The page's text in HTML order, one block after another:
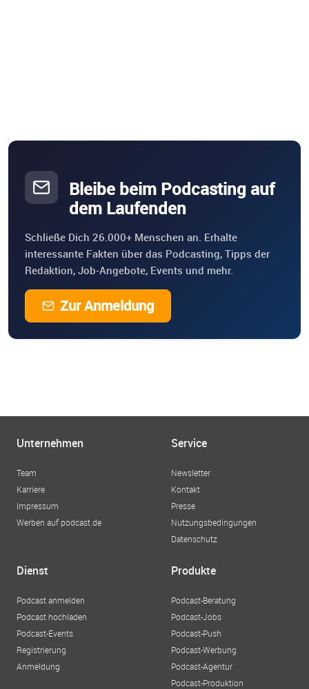
Bleibe beim Podcasting auf
dem Laufenden
Schließe Dich 26.000+ Menschen an. Erhalte
interessante Fakten über das Podcasting, Tipps der
Redaktion, Job-Angebote, Events und mehr.
Zur Anmeldung
Unternehmen
Team
Karriere
Impressum
Werben auf podcast.de
Service
Newsletter
Kontakt
Presse
Nutzungsbedingungen
Datenschutz
Dienst
Podcast anmelden
Podcast hochladen
Podcast-Events
Registrierung
Anmeldung
Produkte
Podcast-Beratung
Podcast-Jobs
Podcast-Push
Podcast-Werbung
Podcast-Agentur
Podcast-Produktion